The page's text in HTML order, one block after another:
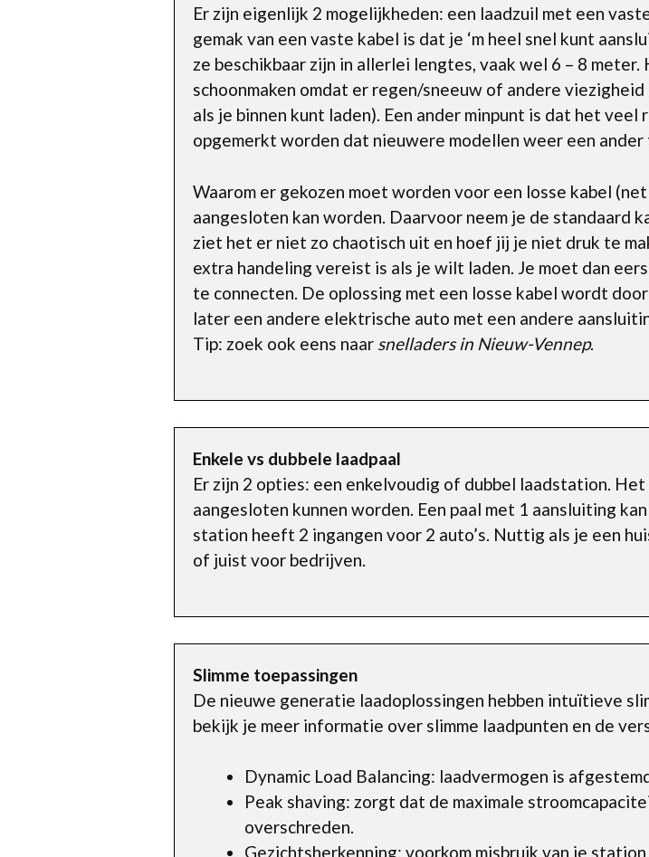
Er zijn eigenlijk 2 mogelijkheden: een laadzuil met een
gemak van een vaste kabel is dat je ‘m heel snel kunt
ze beschikbaar zijn in allerlei lengtes, vaak wel 6 – 8
schoonmaken omdat er regen/sneeuw of andere
als je binnen kunt laden). Een ander minpunt is dat het
opgemerkt worden dat nieuwere modellen weer een
Waarom er gekozen moet worden voor een losse kabel
aangesloten kan worden. Daarvoor neem je de standaard
ziet het er niet zo chaotisch uit en hoef jij je niet druk te
extra handeling vereist is als je wilt laden. Je moet dan
te connecten. De oplossing met een losse kabel wordt
later een andere elektrische auto met een andere
Tip: zoek ook eens naar snelladers in Nieuw-Vennep.
Enkele vs dubbele laadpaal
Er zijn 2 opties: een enkelvoudig of dubbel laadstation.
aangesloten kunnen worden. Een paal met 1 aansluiting
station heeft 2 ingangen voor 2 auto’s. Nuttig als je een
of juist voor bedrijven.
Slimme toepassingen
De nieuwe generatie laadoplossingen hebben intuïtieve
bekijk je meer informatie over slimme laadpunten en de
Dynamic Load Balancing: laadvermogen is
Peak shaving: zorgt dat de maximale
overschreden.
Gezichtsherkenning: voorkom misbruik van je